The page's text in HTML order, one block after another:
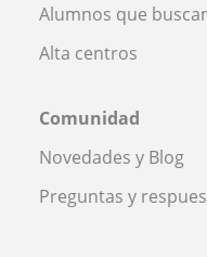
Alumnos que
Alta centros
Comunidad
Novedades y Blog
Preguntas y